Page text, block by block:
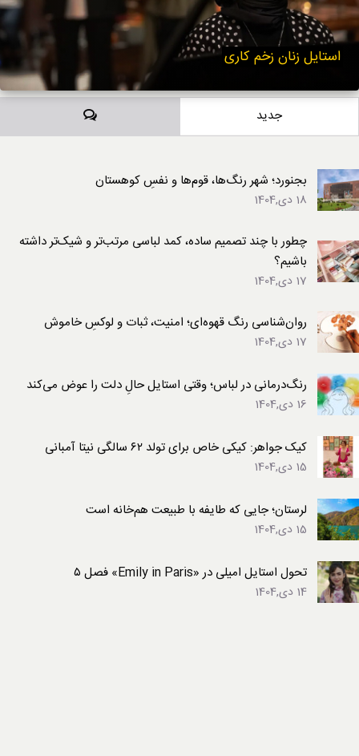
استایل زنان زخم کاری
جدید دیدگاه‌ها
بجنورد؛ شهر رنگ‌ها، قوم‌ها و نفسِ کوهستان
18 دی,1404
چطور با چند تصمیم ساده، کمد لباسی مرتب‌تر و شیک‌تر داشته
باشیم؟
17 دی,1404
روان‌شناسی رنگ قهوه‌ای؛ امنیت، ثبات و لوکسِ خاموش
17 دی,1404
رنگ‌درمانی در لباس؛ وقتی استایل حالِ دلت را عوض می‌کند
16 دی,1404
کیک جواهر: کیکی خاص برای تولد ۶۲ سالگی نیتا آمبانی
15 دی,1404
لرستان؛ جایی که طایفه با طبیعت هم‌خانه است
15 دی,1404
تحول استایل امیلی در «Emily in Paris» فصل ۵
14 دی,1404